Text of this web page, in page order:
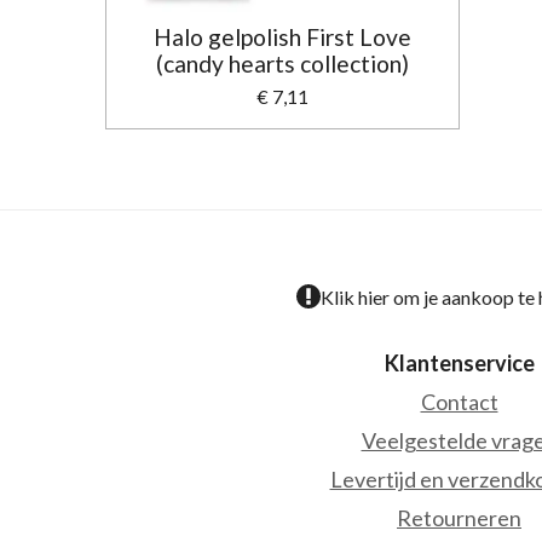
Halo gelpolish First Love
(candy hearts collection)
€ 7,11
Klik hier om je aankoop te
Klantenservice
Contact
Veelgestelde
Levertijd en
Retourneren